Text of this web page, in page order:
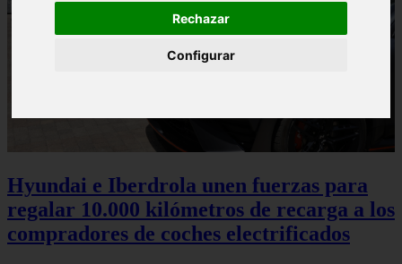
Rechazar
Configurar
Hyundai e Iberdrola unen fuerzas para
regalar 10.000 kilómetros de recarga a los
compradores de coches electrificados